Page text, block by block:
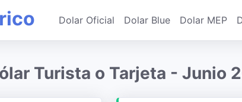
Dolar Oficial Dolar Blue Dolar MEP
Turista o Tarjeta - Junio